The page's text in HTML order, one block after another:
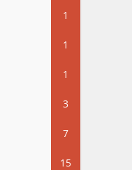
1
1
1
3
7
15